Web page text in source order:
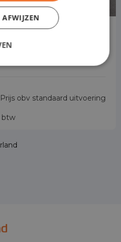
Automaat
Prijs obv standaard uitvoering
btw
AFWIJZEN